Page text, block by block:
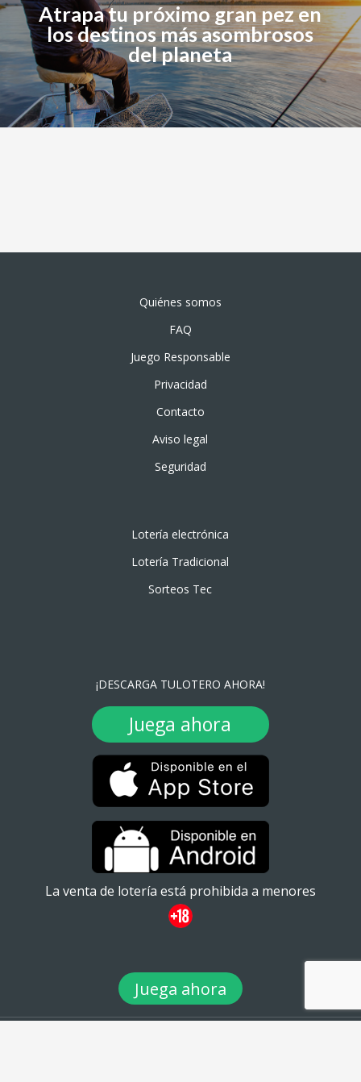
Atrapa tu próximo gran pez en
los destinos más asombrosos
del planeta
Quiénes somos
FAQ
Juego Responsable
Privacidad
Contacto
Aviso legal
Seguridad
Lotería electrónica
Lotería Tradicional
Sorteos Tec
¡DESCARGA TULOTERO AHORA!
Juega ahora
La venta de lotería está prohibida a menores
Juega ahora